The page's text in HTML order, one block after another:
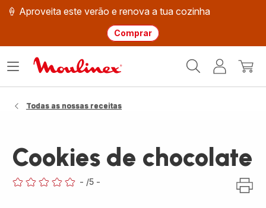
🍦 Aproveita este verão e renova a tua cozinha
Comprar
Moulinex
O
Abrir
Todas as nossas receitas
Cookies de chocolate
- /5 -